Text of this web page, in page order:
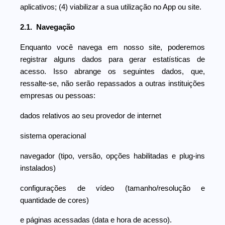
aplicativos; (4) viabilizar a sua utilização no App ou site.
2.1. Navegação
Enquanto você navega em nosso site, poderemos
registrar alguns dados para gerar estatísticas de
acesso. Isso abrange os seguintes dados, que,
ressalte-se, não serão repassados a outras instituições
empresas ou pessoas:
dados relativos ao seu provedor de internet
sistema operacional
navegador (tipo, versão, opções habilitadas e plug-ins
instalados)
configurações de vídeo (tamanho/resolução e
quantidade de cores)
e páginas acessadas (data e hora de acesso).